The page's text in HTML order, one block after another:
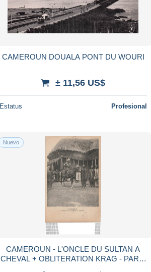
CAMEROUN DOUALA PONT DU WOURI
± 11,56 US$
Estatus Profesional
Nuevo
CAMEROUN - L'ONCLE DU SULTAN A
CHEVAL + OBLITERATION KRAG - PARIS